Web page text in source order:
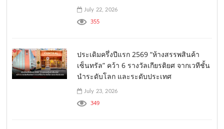
July 22, 2026
355
ประเดิมครึ่งปีแรก 2569 “ห้างสรรพสินค้า
เซ็นทรัล” คว้า 6 รางวัลเกียรติยศ จากเวทีชั้น
นำระดับโลก และระดับประเทศ
July 23, 2026
349